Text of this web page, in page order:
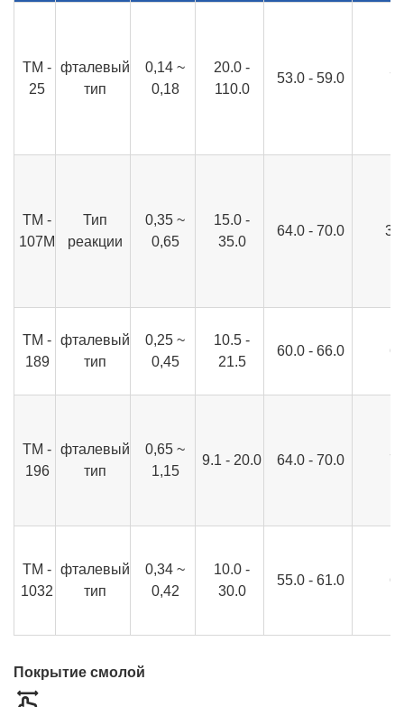
ТМ -
25
фталевый
тип
0,14 ~
0,18
20.0 -
110.0
53.0 - 59.0
ТМ -
107М
Тип
реакции
0,35 ~
0,65
15.0 -
35.0
64.0 - 70.0
ТМ -
189
фталевый
тип
0,25 ~
0,45
10.5 -
21.5
60.0 - 66.0
ТМ -
196
фталевый
тип
0,65 ~
1,15
9.1 - 20.0 64.0 - 70.0
ТМ -
1032
фталевый
тип
0,34 ~
0,42
10.0 -
30.0
55.0 - 61.0
Покрытие смолой